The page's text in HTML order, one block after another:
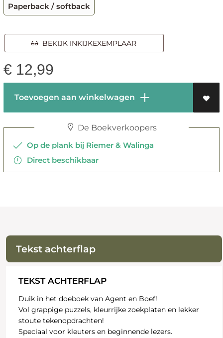
Paperback / softback
BEKIJK INKIJKEXEMPLAAR
€ 12,99
Toevoegen aan winkelwagen
De Boekverkoopers
Op de plank bij Riemer & Walinga
Direct beschikbaar
Tekst achterflap
TEKST ACHTERFLAP
Duik in het doeboek van Agent en Boef!
Vol grappige puzzels, kleurrijke zoekplaten en lekker
stoute tekenopdrachten!
Speciaal voor kleuters en beginnende lezers.